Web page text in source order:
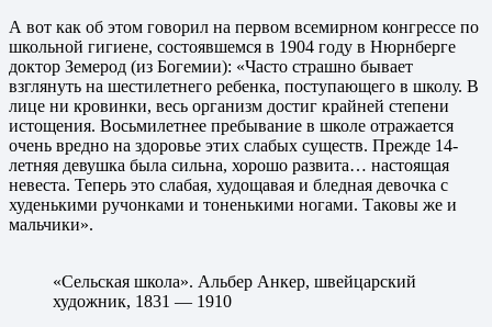
А вот как об этом говорил на первом всемирном конгрессе по
школьной гигиене, состоявшемся в 1904 году в Нюрнберге
доктор Земерод (из Богемии): «Часто страшно бывает
взглянуть на шестилетнего ребенка, поступающего в школу. В
лице ни кровинки, весь организм достиг крайней степени
истощения. Восьмилетнее пребывание в школе отражается
очень вредно на здоровье этих слабых существ. Прежде 14-
летняя девушка была сильна, хорошо развита… настоящая
невеста. Теперь это слабая, худощавая и бледная девочка с
худенькими ручонками и тоненькими ногами. Таковы же и
мальчики».
«Сельская школа». Альбер Анкер, швейцарский
художник, 1831 — 1910